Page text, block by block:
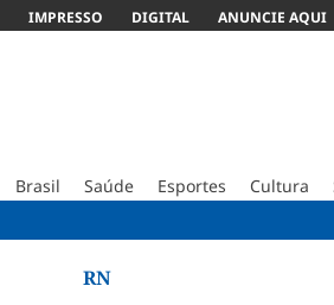
IMPRESSO DIGITAL ANUNCIE AQUI
Brasil Saúde Esportes Cultura
RN